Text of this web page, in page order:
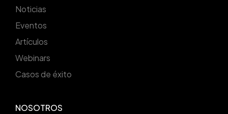
Noticias
Eventos
Artículos
Webinars
Casos de éxito
NOSOTROS